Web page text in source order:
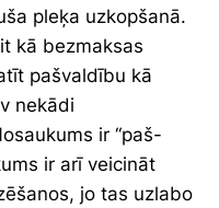
pleķa uzkopšanā.
kā bezmaksas
pašvaldību kā
nekādi
ir “paš-
ir arī veicināt
jo tas uzlabo